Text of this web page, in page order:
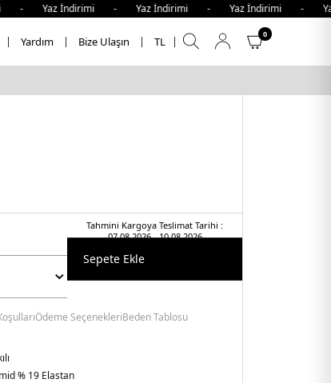
İndirimi - Yaz İndirimi - Yaz
Yardım Bize Ulaşın TL
0
Tahmini Kargoya Teslimat Tarihi :
07.08.2026 - 10.08.2026
Sepete Ekle
Ödeme SeçenekleriBeden Tablosu
% 19 Elastan